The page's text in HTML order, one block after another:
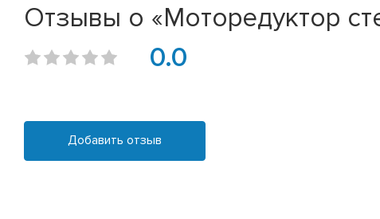
Отзывы о «Моторедуктор
0.0
Добавить отзыв